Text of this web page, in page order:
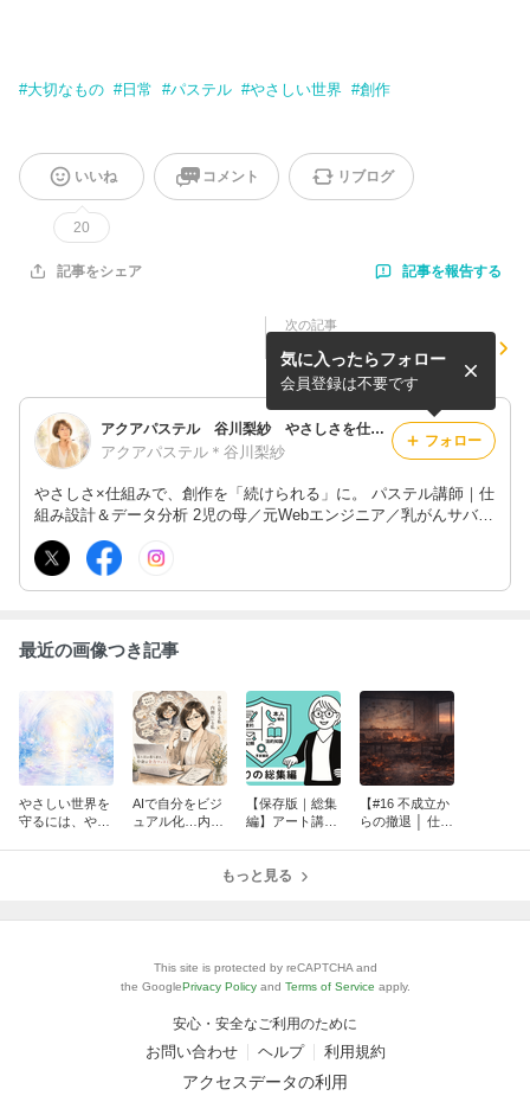
#大切なもの #日常 #パステル #やさしい世界 #創作
いいね
20
コメント リブログ
記事をシェア 記事を報告する
次の記事
やさしい世界を守るには、や
さしさだけでは足りなかった
アクアパステル 谷川梨紗 やさしさを仕組みでまもる｜『描ける』の次は『続けられる』へ 東大阪 パステルアート教室
アクアパステル＊谷川梨紗
やさしさ×仕組みで、創作を「続けられる」に。 パステル講師｜仕
組み設計＆データ分析 2児の母／元Webエンジニア／乳がんサバイ
バー オンライン講座 累計500名超｜実録「守りの設計」発信中
気に入ったらフォロー
会員登録は不要です
フォロー
最近の画像つき記事
やさしい世界を
守るには、やさ
AIで自分をビジ
ュアル化…内側
【保存版｜総集
編】アート講師
【#16 不成立か
らの撤退 │ 仕組
もっと見る
This site is protected by reCAPTCHA and
the GooglePrivacy Policy and Terms of Service apply.
安心・安全なご利用のために
お問い合わせ ヘルプ 利用規約
アクセスデータの利用